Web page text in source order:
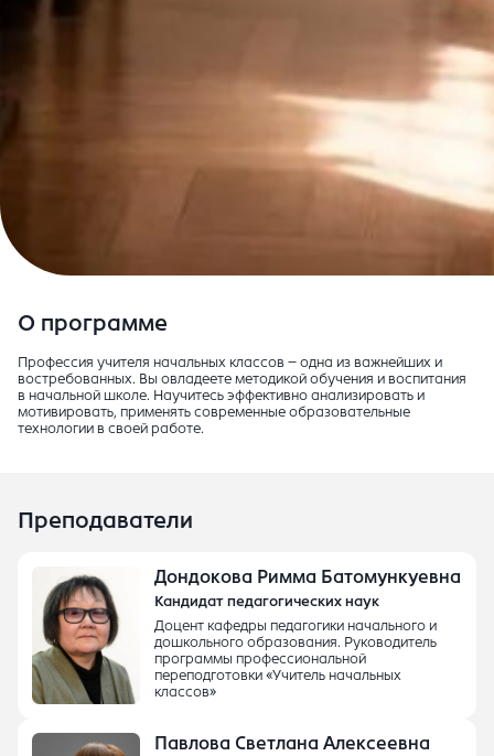
О программе
Профессия учителя начальных классов – одна из важнейших и
востребованных. Вы овладеете методикой обучения и воспитания
в начальной школе. Научитесь эффективно анализировать и
мотивировать, применять современные образовательные
технологии в своей работе.
Преподаватели
Дондокова Римма Батомункуевна
Кандидат педагогических наук
Доцент кафедры педагогики начального и
дошкольного образования. Руководитель
программы профессиональной
переподготовки «Учитель начальных
классов»
Павлова Светлана Алексеевна